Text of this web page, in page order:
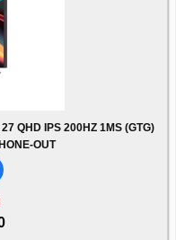
QHD IPS 200HZ 1MS (GTG)
OUT